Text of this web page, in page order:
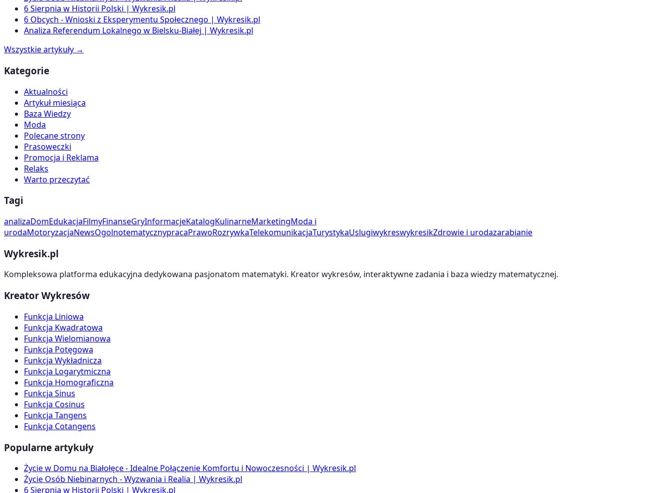
6 Sierpnia w Historii Polski | Wykresik.pl
6 Obcych - Wnioski z Eksperymentu Społecznego | Wykresik.pl
Analiza Referendum Lokalnego w Bielsku-Białej | Wykresik.pl
Wszystkie artykuły →
Kategorie
Aktualności
Artykuł miesiąca
Baza Wiedzy
Moda
Polecane strony
Prasoweczki
Promocja i Reklama
Relaks
Warto przeczytać
Tagi
analizaDomEdukacjaFilmyFinanseGryInformacjeKatalogKulinarneMarketingModa i
urodaMotoryzacjaNewsOgolnotematycznypracaPrawoRozrywkaTelekomunikacjaTurystykaUslugiwykreswykresikZdrowie i urodazarabianie
Wykresik.pl
Kompleksowa platforma edukacyjna dedykowana pasjonatom matematyki. Kreator wykresów, interaktywne zadania i baza wiedzy matematycznej.
Kreator Wykresów
Funkcja Liniowa
Funkcja Kwadratowa
Funkcja Wielomianowa
Funkcja Potęgowa
Funkcja Wykładnicza
Funkcja Logarytmiczna
Funkcja Homograficzna
Funkcja Sinus
Funkcja Cosinus
Funkcja Tangens
Funkcja Cotangens
Popularne artykuły
Życie w Domu na Białołęce - Idealne Połączenie Komfortu i Nowoczesności | Wykresik.pl
Życie Osób Niebinarnych - Wyzwania i Realia | Wykresik.pl
6 Sierpnia w Historii Polski | Wykresik.pl